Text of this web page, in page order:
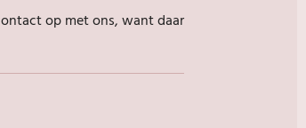
op met ons, want daar